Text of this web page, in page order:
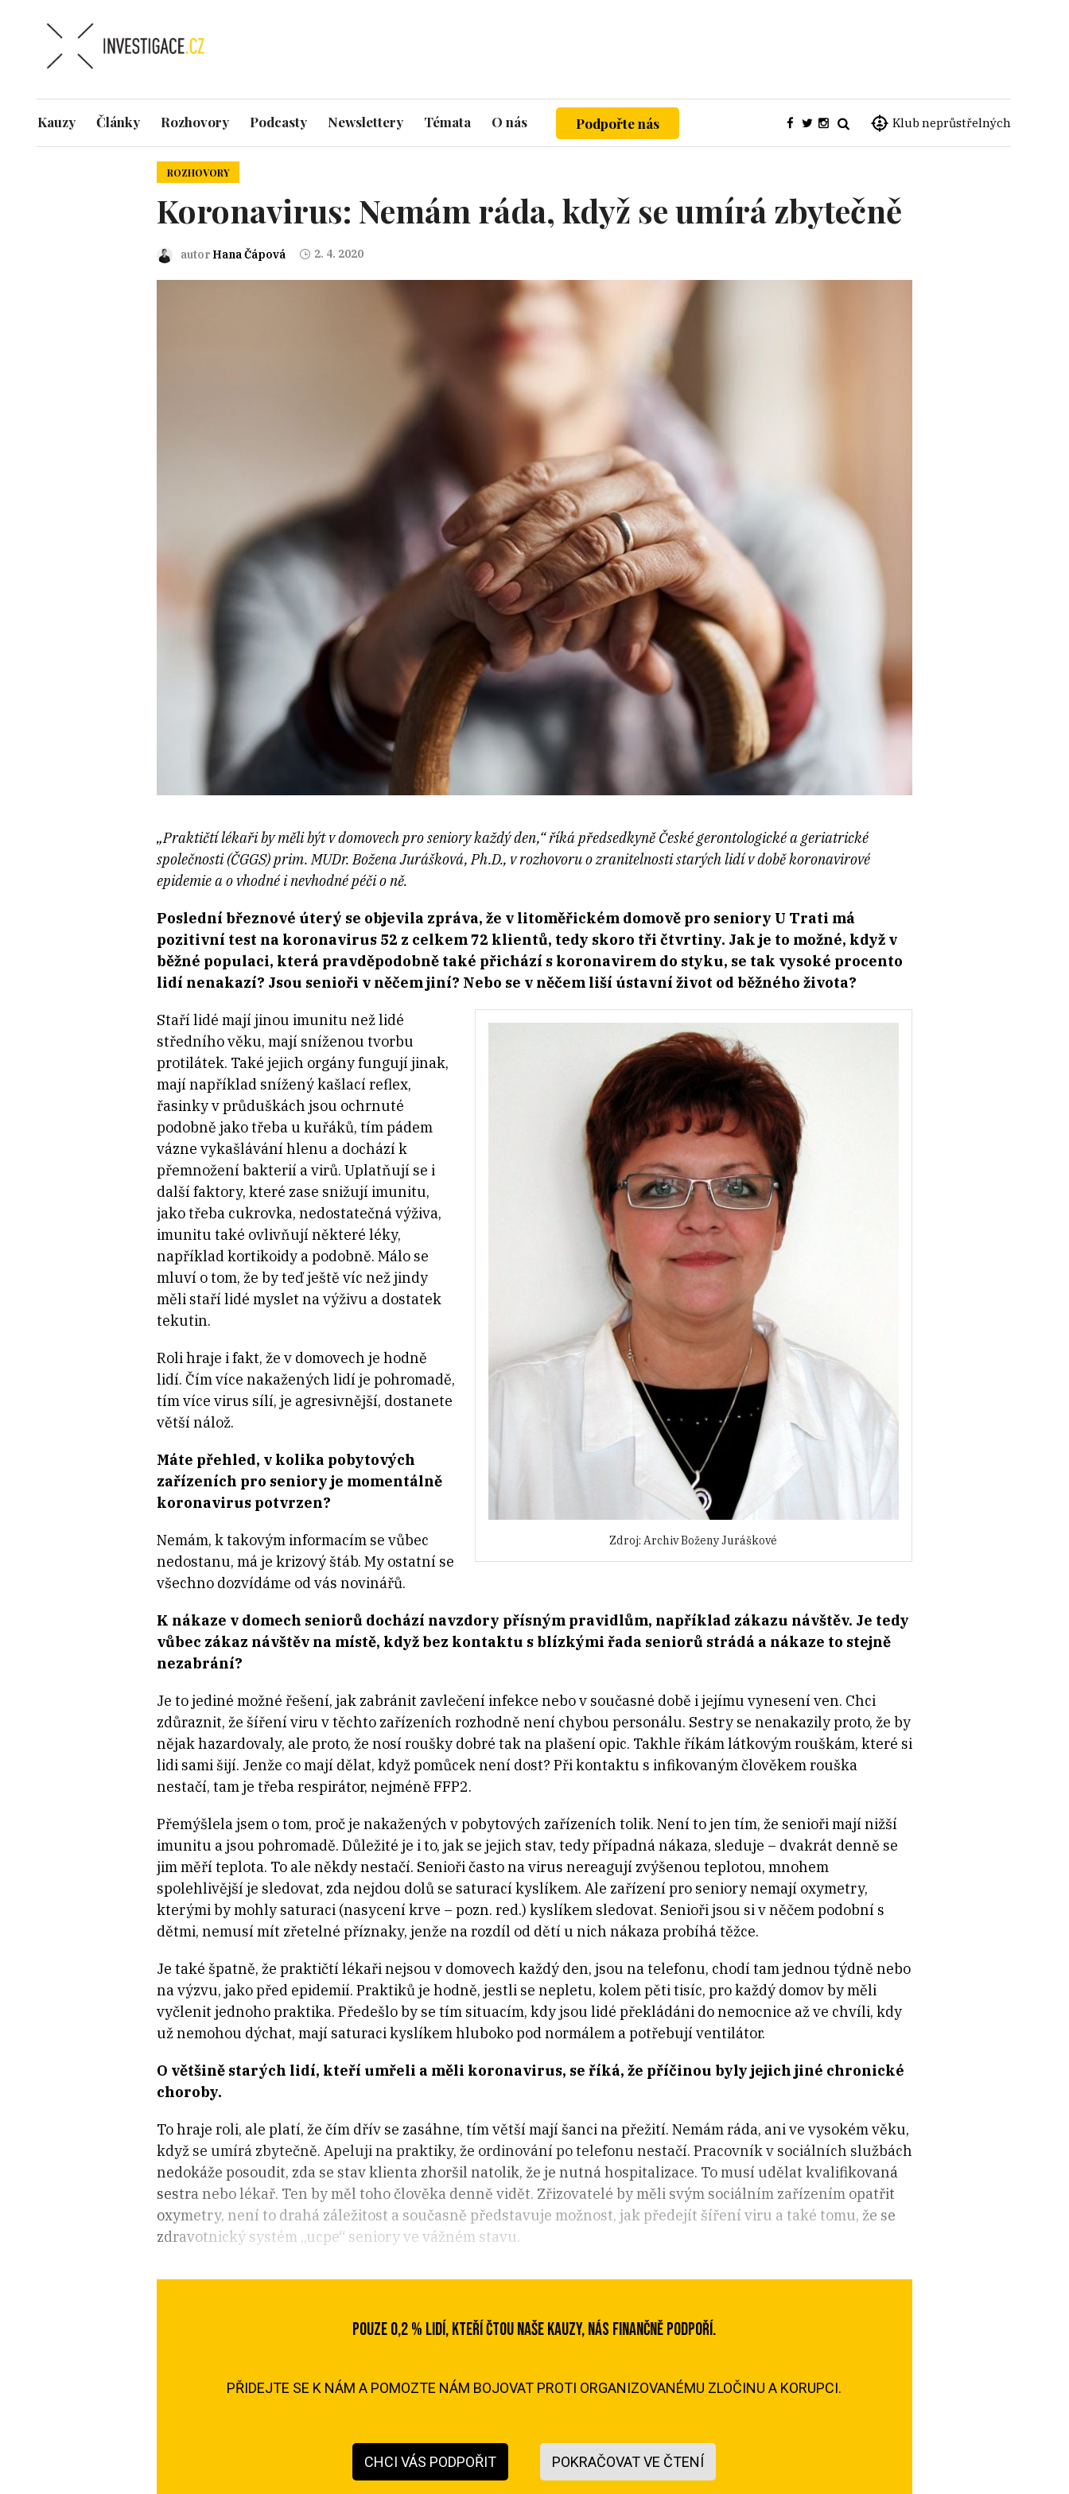
Klub neprůstřelných
Kauzy Články Rozhovory Podcasty Newslettery Témata O nás Podpořte nás
ROZHOVORY
Koronavirus: Nemám ráda, když se umírá zbytečně
autor Hana Čápová 2. 4. 2020
„Praktičtí lékaři by měli být v domovech pro seniory každý den,“ říká předsedkyně České gerontologické a geriatrické
společnosti (ČGGS) prim. MUDr. Božena Jurášková, Ph.D., v rozhovoru o zranitelnosti starých lidí v době koronavirové
epidemie a o vhodné i nevhodné péči o ně.
Poslední březnové úterý se objevila zpráva, že v litoměřickém domově pro seniory U Trati má
pozitivní test na koronavirus 52 z celkem 72 klientů, tedy skoro tři čtvrtiny. Jak je to možné, když v
běžné populaci, která pravděpodobně také přichází s koronavirem do styku, se tak vysoké procento
lidí nenakazí? Jsou senioři v něčem jiní? Nebo se v něčem liší ústavní život od běžného života?
Zdroj: ArchivBoženy Juráškové
Staří lidé mají jinou imunitu než lidé
středního věku, mají sníženou tvorbu
protilátek. Také jejich orgány fungují jinak,
mají například snížený kašlací reflex,
řasinky v průduškách jsou ochrnuté
podobně jako třeba u kuřáků, tím pádem
vázne vykašlávání hlenu a dochází k
přemnožení bakterií a virů. Uplatňují se i
další faktory, které zase snižují imunitu,
jako třeba cukrovka, nedostatečná výživa,
imunitu také ovlivňují některé léky,
například kortikoidy a podobně. Málo se
mluví o tom, že by teď ještě víc než jindy
měli staří lidé myslet na výživu a dostatek
tekutin.
Roli hraje i fakt, že v domovech je hodně
lidí. Čím více nakažených lidí je pohromadě,
tím více virus sílí, je agresivnější, dostanete
větší nálož.
Máte přehled, v kolika pobytových
zařízeních pro seniory je momentálně
koronavirus potvrzen?
Nemám, k takovým informacím se vůbec
nedostanu, má je krizový štáb. My ostatní se
všechno dozvídáme od vás novinářů.
K nákaze v domech seniorů dochází navzdory přísným pravidlům, například zákazu návštěv. Je tedy
vůbec zákaz návštěv na místě, když bez kontaktu s blízkými řada seniorů strádá a nákaze to stejně
nezabrání?
Je to jediné možné řešení, jak zabránit zavlečení infekce nebo v současné době i jejímu vynesení ven. Chci
zdůraznit, že šíření viru v těchto zařízeních rozhodně není chybou personálu. Sestry se nenakazily proto, že by
nějak hazardovaly, ale proto, že nosí roušky dobré tak na plašení opic. Takhle říkám látkovým rouškám, které si
lidi sami šijí. Jenže co mají dělat, když pomůcek není dost? Při kontaktu s infikovaným člověkem rouška
nestačí, tam je třeba respirátor, nejméně FFP2.
Přemýšlela jsem o tom, proč je nakažených v pobytových zařízeních tolik. Není to jen tím, že senioři mají nižší
imunitu a jsou pohromadě. Důležité je i to, jak se jejich stav, tedy případná nákaza, sleduje – dvakrát denně se
jim měří teplota. To ale někdy nestačí. Senioři často na virus nereagují zvýšenou teplotou, mnohem
spolehlivější je sledovat, zda nejdou dolů se saturací kyslíkem. Ale zařízení pro seniory nemají oxymetry,
kterými by mohly saturaci (nasycení krve – pozn. red.) kyslíkem sledovat. Senioři jsou si v něčem podobní s
dětmi, nemusí mít zřetelné příznaky, jenže na rozdíl od dětí u nich nákaza probíhá těžce.
Je také špatně, že praktičtí lékaři nejsou v domovech každý den, jsou na telefonu, chodí tam jednou týdně nebo
na výzvu, jako před epidemií. Praktiků je hodně, jestli se nepletu, kolem pěti tisíc, pro každý domov by měli
vyčlenit jednoho praktika. Předešlo by se tím situacím, kdy jsou lidé překládáni do nemocnice až ve chvíli, kdy
už nemohou dýchat, mají saturaci kyslíkem hluboko pod normálem a potřebují ventilátor.
O většině starých lidí, kteří umřeli a měli koronavirus, se říká, že příčinou byly jejich jiné chronické
choroby.
To hraje roli, ale platí, že čím dřív se zasáhne, tím větší mají šanci na přežití. Nemám ráda, ani ve vysokém věku,
když se umírá zbytečně. Apeluji na praktiky, že ordinování po telefonu nestačí. Pracovník v sociálních službách
nedokáže posoudit, zda se stav klienta zhoršil natolik, že je nutná hospitalizace. To musí udělat kvalifikovaná
sestra nebo lékař. Ten by měl toho člověka denně vidět. Zřizovatelé by měli svým sociálním zařízením opatřit
oxymetry, není to drahá záležitost a současně představuje možnost, jak předejít šíření viru a také tomu, že se
zdravotnický systém „ucpe“ seniory ve vážném stavu.
POUZE 0,2 % LIDÍ, KTEŘÍ ČTOU NAŠE KAUZY, NÁS FINANČNĚ PODPOŘÍ.
PŘIDEJTE SE K NÁM A POMOZTE NÁM BOJOVAT PROTI ORGANIZOVANÉMU ZLOČINU A KORUPCI.
CHCI VÁS PODPOŘIT POKRAČOVAT VE ČTENÍ